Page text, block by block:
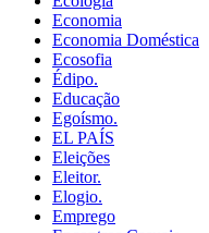
Economia
Economia Doméstica
Ecosofia
Édipo.
Educação
Egoísmo.
EL PAÍS
Eleições
Eleitor.
Elogio.
Emprego